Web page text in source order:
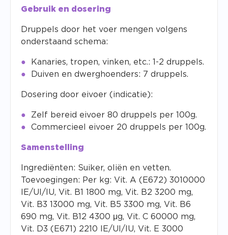
Gebruik en dosering
Druppels door het voer mengen volgens
onderstaand schema:
Kanaries, tropen, vinken, etc.: 1-2 druppels.
Duiven en dwerghoenders: 7 druppels.
Dosering door eivoer (indicatie):
Zelf bereid eivoer 80 druppels per 100g.
Commercieel eivoer 20 druppels per 100g.
Samenstelling
Ingrediënten: Suiker, oliën en vetten.
Toevoegingen: Per kg: Vit. A (E672) 3010000
IE/UI/IU, Vit. B1 1800 mg, Vit. B2 3200 mg,
Vit. B3 13000 mg, Vit. B5 3300 mg, Vit. B6
690 mg, Vit. B12 4300 μg, Vit. C 60000 mg,
Vit. D3 (E671) 2210 IE/UI/IU, Vit. E 3000